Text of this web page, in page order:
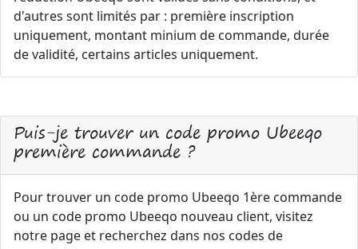
d'autres sont limités par : première inscription
uniquement, montant minium de commande, durée
de validité, certains articles uniquement.
Puis-je trouver un code promo Ubeeqo
première commande ?
Pour trouver un code promo Ubeeqo 1ère commande
ou un code promo Ubeeqo nouveau client, visitez
notre page et recherchez dans nos codes de